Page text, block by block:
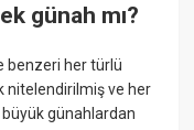
günah mı?
benzeri her türlü
nitelendirilmiş ve her
günahlardan